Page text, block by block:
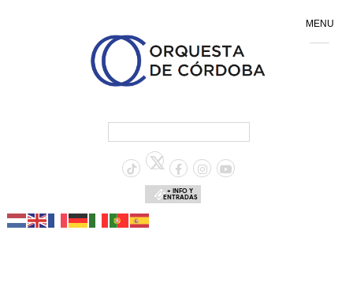
+ INFO Y
ENTRADAS
MENU